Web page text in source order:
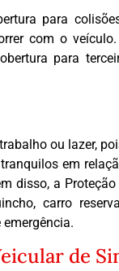
para
com o
para
ou lazer,
em
disso, a
carro
de